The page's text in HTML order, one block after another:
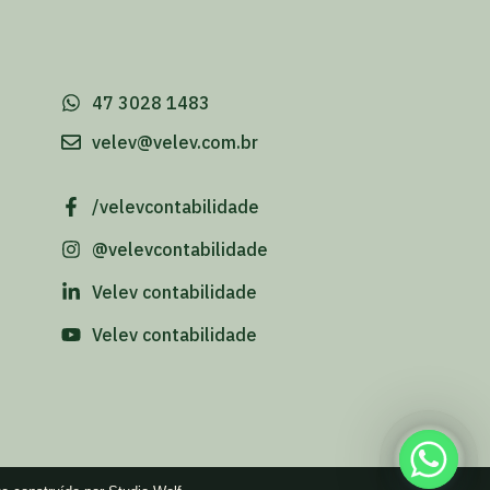
/velevcontabilidade
@velevcontabilidade
Velev contabilidade
Velev contabilidade
47 3028 1483
velev@velev.com.br